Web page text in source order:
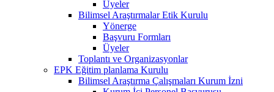
Üyeler
Bilimsel Araştırmalar Etik Kurulu
Yönerge
Başvuru Formları
Üyeler
Toplantı ve Organizasyonlar
EPK Eğitim planlama Kurulu
Bilimsel Araştırma Çalışmaları Kurum İzni